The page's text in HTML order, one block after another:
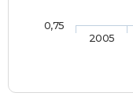
2005
0,75